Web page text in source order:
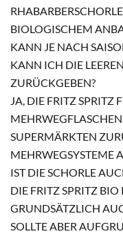
BIOLOGISCHEM
KANN JE NACH
KANN ICH DIE LEEREN
ZURÜCKGEBEN?
JA, DIE FRITZ SPRITZ
SUPERMÄRKTEN
MEHRWEGSYSTEME
IST DIE SCHORLE
DIE FRITZ SPRITZ BIO
GRUNDSÄTZLICH
SOLLTE ABER